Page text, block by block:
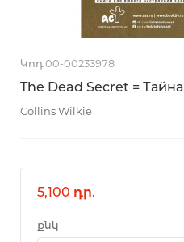
Կոդ 00-00233978
The Dead Secret = Тайна
Collins Wilkie
5,100 դր.
քնկ